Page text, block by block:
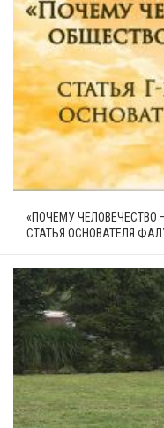
«ПОЧЕМУ
СТАТЬЯ ОСНОВАТЕЛЯ